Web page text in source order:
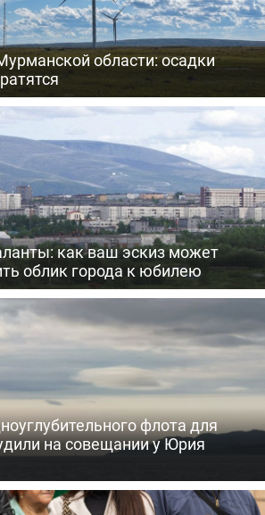
области: осадки
как ваш эскиз может
облик города к юбилею
флота для
на совещании у Юрия